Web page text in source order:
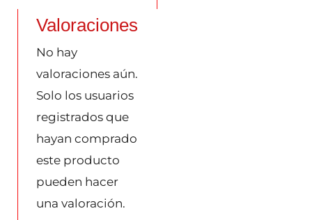
Valoraciones
No hay
valoraciones aún.
Solo los usuarios
registrados que
hayan comprado
este producto
pueden hacer
una valoración.